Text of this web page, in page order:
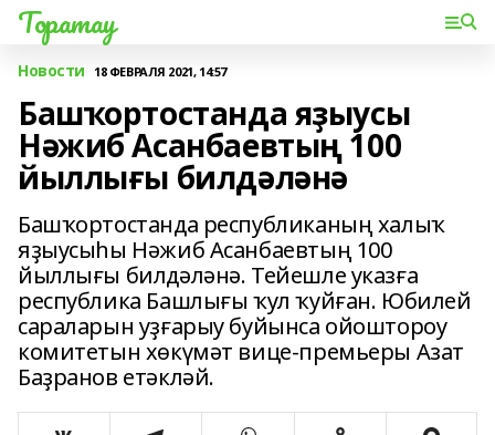
Торатау
Новости 18 ФЕВРАЛЯ 2021, 14:57
Башҡортостанда яҙыусы
Нәжиб Асанбаевтың 100
йыллығы билдәләнә
Башҡортостанда республиканың халыҡ
яҙыусыһы Нәжиб Асанбаевтың 100
йыллығы билдәләнә. Тейешле указға
республика Башлығы ҡул ҡуйған. Юбилей
сараларын уҙғарыу буйынса ойоштороу
комитетын хөкүмәт вице-премьеры Азат
Баҙранов етәкләй.